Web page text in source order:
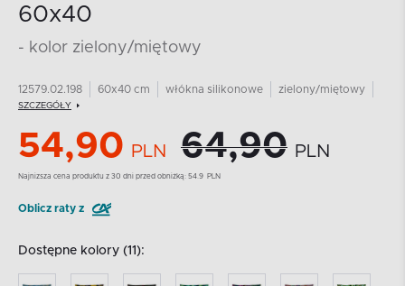
60x40
- kolor zielony/miętowy
12579.02.198 60x40 cm włókna silikonowe zielony/miętowy
SZCZEGÓŁY
54,90 PLN 64,90 PLN
Najnizsza cena produktu z 30 dni przed obniżką: 54.9 PLN
Oblicz raty z
Dostępne kolory (11):